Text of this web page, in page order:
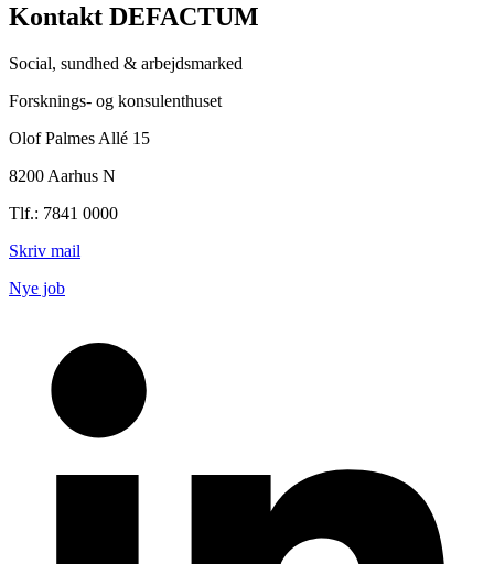
Kontakt DEFACTUM
Social, sundhed & arbejdsmarked
Forsknings- og konsulenthuset
Olof Palmes Allé 15
8200 Aarhus N
Tlf.: 7841 0000
Skriv mail
Nye job